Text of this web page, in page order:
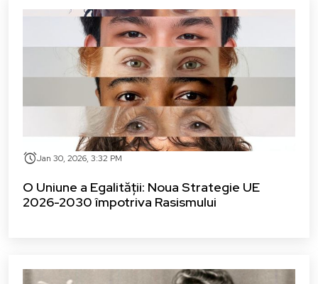
alarmJan 30, 2026, 3:32 PM
O Uniune a Egalității: Noua Strategie UE
2026-2030 împotriva Rasismului